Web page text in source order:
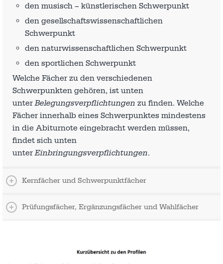
den musisch – künstlerischen Schwerpunkt
den gesellschaftswissenschaftlichen
Schwerpunkt
den naturwissenschaftlichen Schwerpunkt
den sportlichen Schwerpunkt
Welche Fächer zu den verschiedenen
Schwerpunkten gehören, ist unten
unterBelegungsverpflichtungen zu finden. Welche
Fächer innerhalb eines Schwerpunktes mindestens
in die Abiturnote eingebracht werden müssen,
findet sich unten
unterEinbringungsverpflichtungen.
Kernfächer und Schwerpunktfächer
Prüfungsfächer, Ergänzungsfächer und Wahlfächer